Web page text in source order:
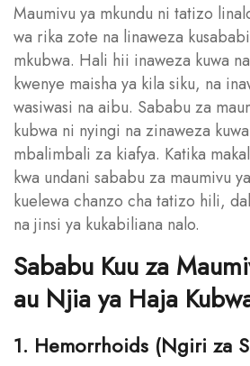
Maumivu ya mkundu ni tatizo
wa rika zote na linaweza
mkubwa. Hali hii inaweza kuwa
kwenye maisha ya kila siku, na
wasiwasi na aibu. Sababu za
kubwa ni nyingi na zinaweza
mbalimbali za kiafya. Katika
kwa undani sababu za maumivu
kuelewa chanzo cha tatizo hili,
na jinsi ya kukabiliana nalo.
Sababu Kuu za
au Njia ya Haja
1. Hemorrhoids (Ngiri za